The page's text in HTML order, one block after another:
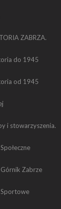
ZABRZA.
do 1945
od 1945
i stowarzyszenia.
Społeczne
Górnik Zabrze
Sportowe